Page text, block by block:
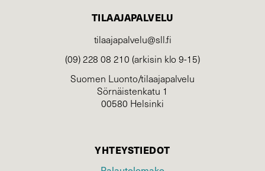
TILAAJAPALVELU
tilaajapalvelu@sll.fi
(09) 228 08 210 (arkisin klo 9-15)
Suomen Luonto/tilaajapalvelu
Sörnäistenkatu 1
00580 Helsinki
YHTEYSTIEDOT